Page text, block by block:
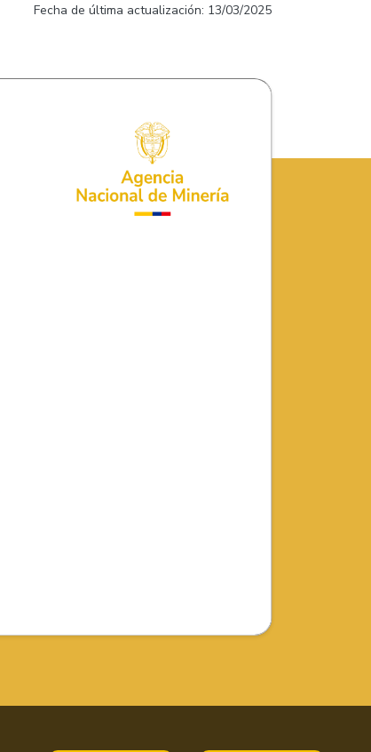
Fecha de última actualización: 13/03/2025